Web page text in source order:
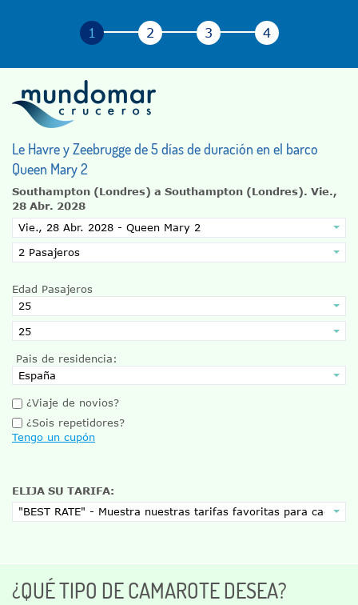
Le Havre y Zeebrugge de 5 días de duración en el barco
Queen Mary 2
Southampton (Londres) a Southampton (Londres). Vie.,
28 Abr. 2028
Edad Pasajeros
Pais de residencia:
¿Viaje de novios?
¿Sois repetidores?
Tengo un cupón
ELIJA SU TARIFA:
¿QUÉ TIPO DE CAMAROTE DESEA?